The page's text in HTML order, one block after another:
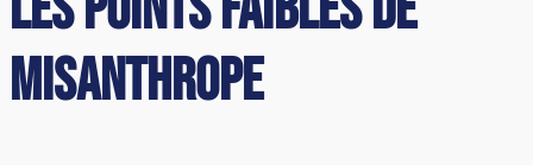
Misanthrope